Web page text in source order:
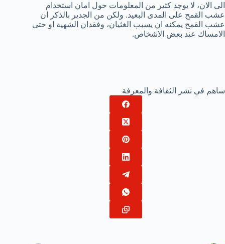
الى الان، لا يوجد كثير من المعلومات حول امان استخدام
عشب القمح على المدى البعيد. ولكن من الجدير بالذكر ان
عشب القمح يمكنه ان يسبب الغثيان، وفقدان الشهية او حتى
الامساك عند بعض الاشخاص.
ساهم في نشر الثقافة والمعرفة